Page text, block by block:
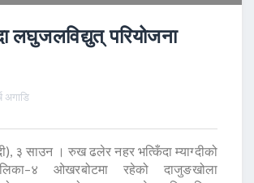
लघुजलविद्युत् परियोजना
अगाडि
३ साउन । रुख ढलेर नहर भत्किँदा म्याग्दीको
ओखरबोटमा रहेको दाजुङखोला